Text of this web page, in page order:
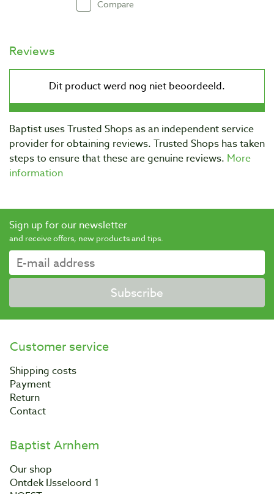
Compare
Reviews
Baptist uses Trusted Shops as an independent service
provider for obtaining reviews. Trusted Shops has taken
steps to ensure that these are genuine reviews. More
information
Sign up for our newsletter
and receive offers, new products and tips.
Subscribe
Customer service
Shipping costs
Payment
Return
Contact
Baptist Arnhem
Our shop
Ontdek IJsseloord 1